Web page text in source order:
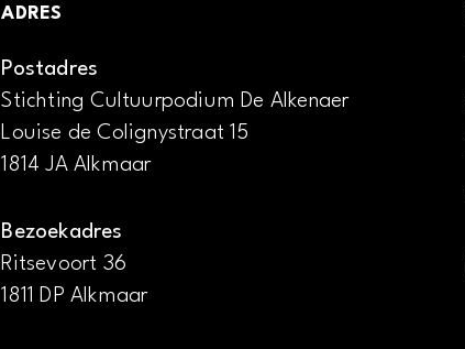
ADRES
Postadres
Stichting Cultuurpodium De Alkenaer
Louise de Colignystraat 15
1814 JA Alkmaar
Bezoekadres
Ritsevoort 36
1811 DP Alkmaar